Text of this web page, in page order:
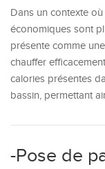
Dans un contexte
économiques sont
présente comme
chauffer
calories présentes
bassin, permettant
-Pose de